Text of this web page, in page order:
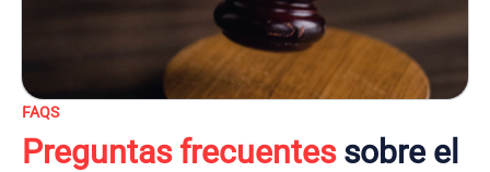
FAQS
Preguntas frecuentessobre el